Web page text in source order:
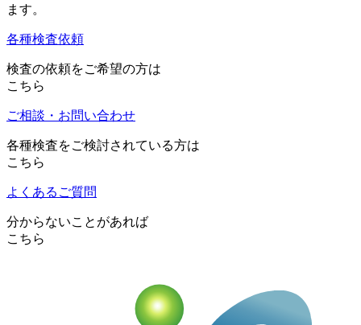
ます。
各種検査依頼
検査の依頼をご希望の方は
こちら
ご相談・お問い合わせ
各種検査をご検討されている方は
こちら
よくあるご質問
分からないことがあれば
こちら